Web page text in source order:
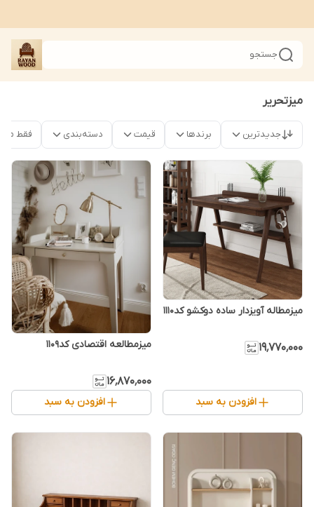
جستجو
میزتحریر
جدیدترین برندها قیمت دسته‌بندی فقط
میزمطاله آویزدار ساده دوکشو کد۱۱۱۰
۱۹٬۷۷۰٬۰۰۰
افزودن به سبد
میزمطالعه اقتصادی کد۱۱۰۹
۱۶٬۸۷۰٬۰۰۰
افزودن به سبد